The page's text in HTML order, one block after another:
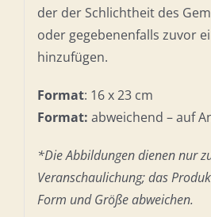
der der Schlichtheit des
oder gegebenenfalls zuvor
hinzufügen.
Format: 16 x 23 cm
Format: abweichend – auf
*Die Abbildungen dienen nur
Veranschaulichung; das
Form und Größe abweichen.